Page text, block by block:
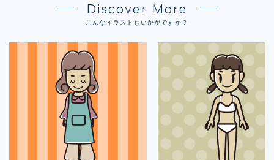
Discover More
こんなイラストもいかがですか？